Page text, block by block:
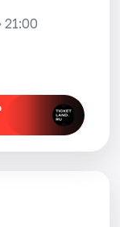
21:00